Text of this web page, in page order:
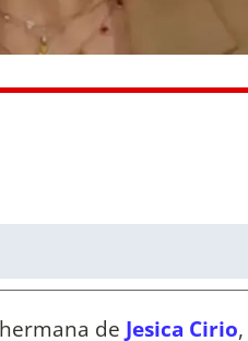
de Jesica Cirio,